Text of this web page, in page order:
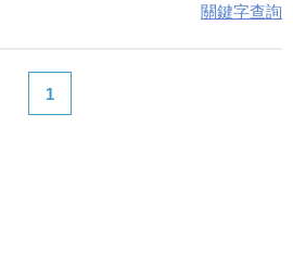
關鍵字查詢
1